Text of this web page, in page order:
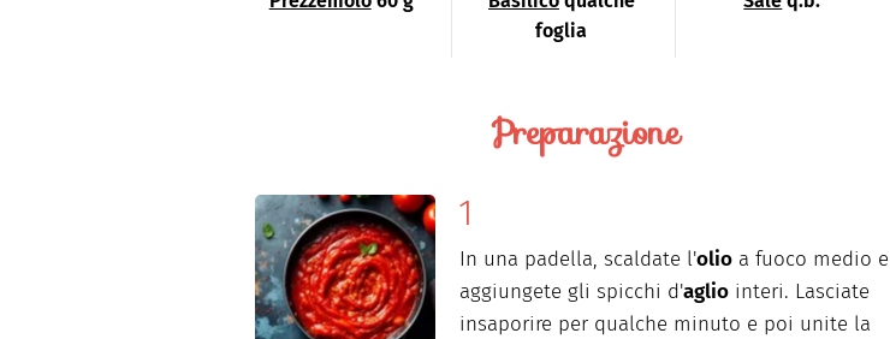
foglia
Preparazione
In una padella, scaldate l'olio a fuoco medio e
aggiungete gli spicchi d'aglio interi. Lasciate
insaporire per qualche minuto e poi unite la